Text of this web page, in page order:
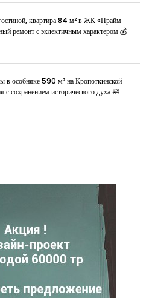
квартира 84 м² в ЖК «Прайм
ремонт с эклектичным характером 💰
в особняке 590 м² на Кропоткинской
с сохранением исторического духа 🛀